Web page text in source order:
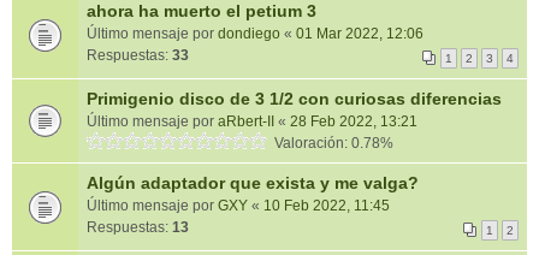
ahora ha muerto el petium 3
Último mensaje por dondiego « 01 Mar 2022, 12:06
Respuestas: 33 1 2 3 4
Primigenio disco de 3 1/2 con curiosas diferencias
Último mensaje por aRbert-II « 28 Feb 2022, 13:21
Valoración: 0.78%
Algún adaptador que exista y me valga?
Último mensaje por GXY « 10 Feb 2022, 11:45
Respuestas: 13 1 2